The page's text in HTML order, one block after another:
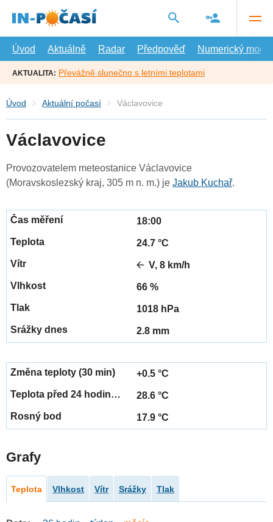
hlavní
Úvod
Aktuálně Radar Předpověď Numerický model
AKTUALITA: Převážně slunečno s letními teplotami
Úvod Aktuální počasí Václavovice
Václavovice
Provozovatelem meteostanice Václavovice
(Moravskoslezský kraj, 305 m n. m.) je Jakub Kuchař.
18:00
24.7 °C
V, 8 km/h
66 %
1018 hPa
2.8 mm
+0.5 °C
28.6 °C
17.9 °C
Grafy
Teplota Vlhkost Vítr Srážky Tlak